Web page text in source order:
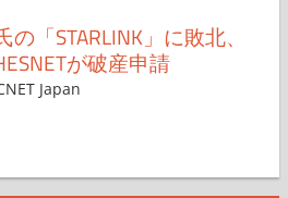
「STARLINK」に敗北、
が破産申請
Japan